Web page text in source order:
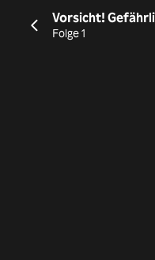
Vorsicht!
Folge 1